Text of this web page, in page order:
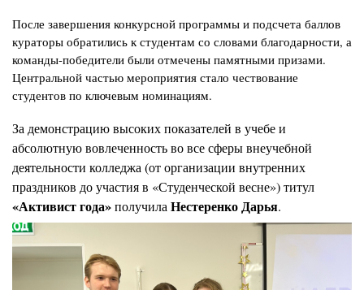
После завершения конкурсной программы и подсчета баллов
кураторы обратились к студентам со словами благодарности, а
команды-победители были отмечены памятными призами.
Центральной частью мероприятия стало чествование
студентов по ключевым номинациям.
За демонстрацию высоких показателей в учебе и
абсолютную вовлеченность во все сферы внеучебной
деятельности колледжа (от организации внутренних
праздников до участия в «Студенческой весне») титул
«Активист года»получилаНестеренко Дарья.
Изображение